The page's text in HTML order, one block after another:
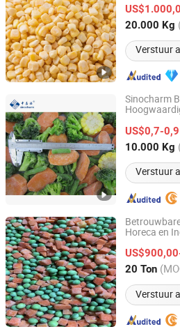
20.000 Kg
Verstuur
Fujian, China Sinds
Sinocharm
US$0,7-0,9
10.000 Kg
Verstuur
Xiamen Sinocharm Co., Ltd.
Fujian, China Sinds
Horeca en
20 Ton
Verstuur
XIAMEN GT INTERNATIONAL
Fujian, China Sinds